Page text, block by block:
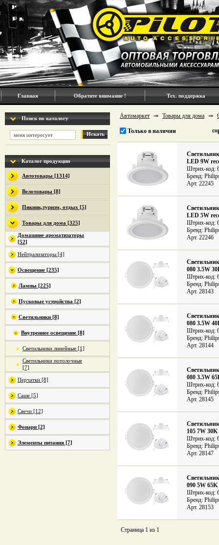
Главная Обратите внимание ! Тех. поддержка
Поиск по каталогу
Искать
Каталог продукции
Автотовары [1314]
Велотовары [8]
Пикник,туризм, отдых [5]
Товары для дома [325]
Домашние ароматизаторы
[52]
Нейтрализаторы [4]
Освещение [235]
Лампы [225]
Пусковые устройства [2]
Светильники [8]
Внутреннее освещение [8]
Светильники линейные [1]
Светильники потолочные
[7]
Перчатки [8]
Саше [5]
Свечи [12]
Фонари [2]
Элементы питания [7]
Автомаркет ⇒ Товары для дома ⇒
Только в наличии
LED 9W
Штрих-код:
Бренд:
Арт. 22245
LED 5W
Штрих-код:
Бренд:
Арт. 22246
080 3.5W
Штрих-код:
Бренд:
Арт. 28143
080 3.5W
Штрих-код:
Бренд:
Арт. 28144
080 3.5W
Штрих-код:
Бренд:
Арт. 28145
105 7W
Штрих-код:
Бренд:
Арт. 28147
090 5W
Штрих-код:
Бренд:
Арт. 28153
Страница 1 из 1